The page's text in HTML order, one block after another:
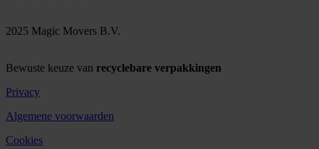
2025 Magic Movers B.V.
Bewuste keuze van recyclebare verpakkingen
Privacy
Algemene voorwaarden
Cookies